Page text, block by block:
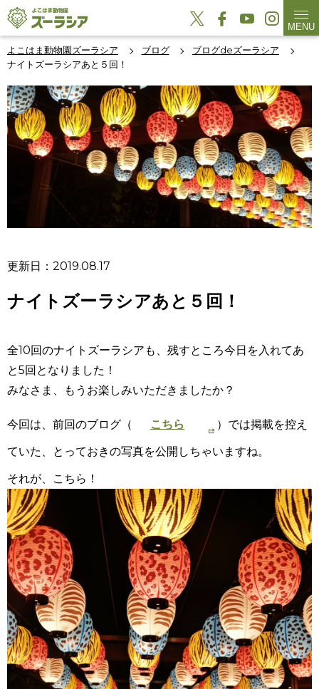
MENU
よこはま動物園ズーラシア ブログ
ブログdeズーラシア
ナイトズーラシアあと５回！
更新日：2019.08.17
ナイトズーラシアあと５回！
全10回のナイトズーラシアも、残すところ今日を入れてあ
と5回となりました！
みなさま、もうお楽しみいただきましたか？
今回は、前回のブログ（ こちら
）では掲載を控え
ていた、とっておきの写真を公開しちゃいますね。
それが、こちら！